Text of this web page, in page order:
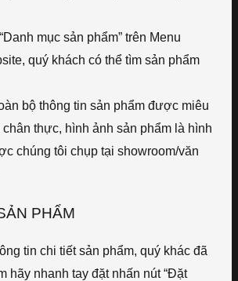
mục sản phẩm” trên Menu
quý khách có thể tìm sản phẩm
bộ thông tin sản phẩm được miêu
thực, hình ảnh sản phẩm là hình
chúng tôi chụp tại showroom/văn
PHẨM
tin chi tiết sản phẩm, quý khác đã
hãy nhanh tay đặt nhấn nút “Đặt